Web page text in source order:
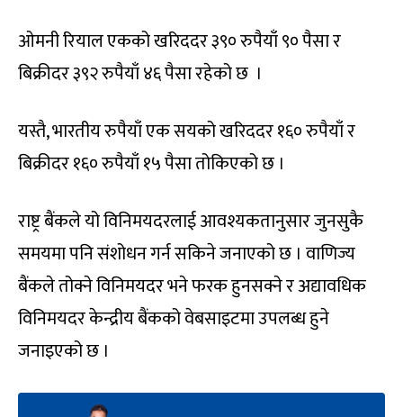
ओमनी रियाल एकको खरिददर ३९० रुपैयाँ ९० पैसा र
बिक्रीदर ३९२ रुपैयाँ ४६ पैसा रहेको छ ।
यस्तै, भारतीय रुपैयाँ एक सयको खरिददर १६० रुपैयाँ र
बिक्रीदर १६० रुपैयाँ १५ पैसा तोकिएको छ ।
राष्ट्र बैंकले यो विनिमयदरलाई आवश्यकतानुसार जुनसुकै
समयमा पनि संशोधन गर्न सकिने जनाएको छ । वाणिज्य
बैंकले तोक्ने विनिमयदर भने फरक हुनसक्ने र अद्यावधिक
विनिमयदर केन्द्रीय बैंकको वेबसाइटमा उपलब्ध हुने
जनाइएको छ ।